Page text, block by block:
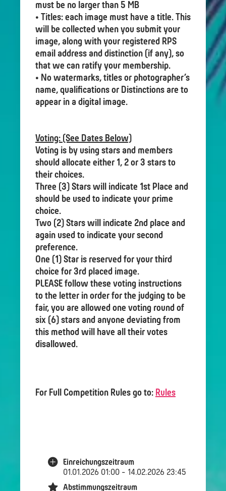
must be no larger than 5 MB
• Titles: each image must have a title. This
will be collected when you submit your
image, along with your registered RPS
email address and distinction (if any), so
that we can ratify your membership.
• No watermarks, titles or photographer’s
name, qualifications or Distinctions are to
appear in a digital image.
Voting: (See Dates Below)
Voting is by using stars and members
should allocate either 1, 2 or 3 stars to
their choices.
Three (3) Stars will indicate 1st Place and
should be used to indicate your prime
choice.
Two (2) Stars will indicate 2nd place and
again used to indicate your second
preference.
One (1) Star is reserved for your third
choice for 3rd placed image.
PLEASE follow these voting instructions
to the letter in order for the judging to be
fair, you are allowed one voting round of
six (6) stars and anyone deviating from
this method will have all their votes
disallowed.
For Full Competition Rules go to: Rules
Einreichungszeitraum
01.01.2026 01:00 - 14.02.2026 23:45
Abstimmungszeitraum